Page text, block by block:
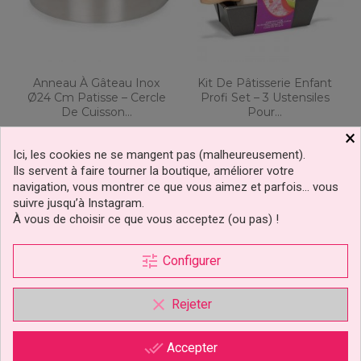
Anneau À Gâteau Inox
Ø24 Cm Patisse – Cercle
De Cuisson...
Prix
9,99 €
Ajouter au panier
Kit De Pâtisserie Enfant
Profi Set – 3 Ustensiles
Pour...
Prix
14,90 €
Ajouter au panier
×
Ici, les cookies ne se mangent pas (malheureusement).
Ils servent à faire tourner la boutique, améliorer votre
navigation, vous montrer ce que vous aimez et parfois… vous
suivre jusqu’à Instagram.
À vous de choisir ce que vous acceptez (ou pas) !
tune Configurer
clear Rejeter
done_all Accepter